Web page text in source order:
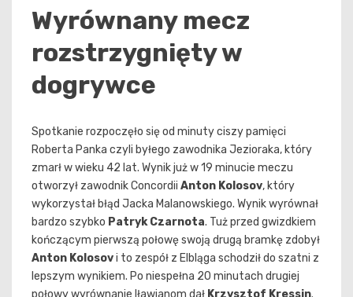
Wyrównany mecz
rozstrzygnięty w
dogrywce
Spotkanie rozpoczęło się od minuty ciszy pamięci
Roberta Panka czyli byłego zawodnika Jezioraka, który
zmarł w wieku 42 lat. Wynik już w 19 minucie meczu
otworzył zawodnik Concordii Anton Kolosov, który
wykorzystał błąd Jacka Malanowskiego. Wynik wyrównał
bardzo szybko Patryk Czarnota. Tuż przed gwizdkiem
kończącym pierwszą połowę swoją drugą bramkę zdobył
Anton Kolosovi to zespół z Elbląga schodził do szatni z
lepszym wynikiem. Po niespełna 20 minutach drugiej
połowy wyrównanie Iławianom dał Krzysztof Kressin.